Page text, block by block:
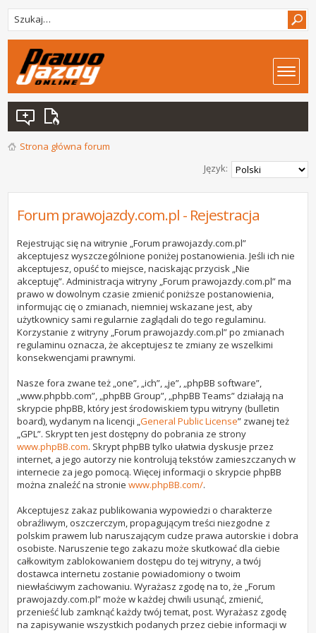
Strona główna forum
Język:
Forum prawojazdy.com.pl - Rejestracja
Rejestrując się na witrynie „Forum prawojazdy.com.pl”
akceptujesz wyszczególnione poniżej postanowienia. Jeśli ich nie
akceptujesz, opuść to miejsce, naciskając przycisk „Nie
akceptuję”. Administracja witryny „Forum prawojazdy.com.pl” ma
prawo w dowolnym czasie zmienić poniższe postanowienia,
informując cię o zmianach, niemniej wskazane jest, aby
użytkownicy sami regularnie zaglądali do tego regulaminu.
Korzystanie z witryny „Forum prawojazdy.com.pl” po zmianach
regulaminu oznacza, że akceptujesz te zmiany ze wszelkimi
konsekwencjami prawnymi.
Nasze fora zwane też „one”, „ich”, „je”, „phpBB software”,
„www.phpbb.com”, „phpBB Group”, „phpBB Teams” działają na
skrypcie phpBB, który jest środowiskiem typu witryny (bulletin
board), wydanym na licencji „General Public License” zwanej też
„GPL”. Skrypt ten jest dostępny do pobrania ze strony
www.phpBB.com. Skrypt phpBB tylko ułatwia dyskusje przez
internet, a jego autorzy nie kontrolują tekstów zamieszczanych w
internecie za jego pomocą. Więcej informacji o skrypcie phpBB
można znaleźć na stroniewww.phpBB.com/.
Akceptujesz zakaz publikowania wypowiedzi o charakterze
obraźliwym, oszczerczym, propagującym treści niezgodne z
polskim prawem lub naruszającym cudze prawa autorskie i dobra
osobiste. Naruszenie tego zakazu może skutkować dla ciebie
całkowitym zablokowaniem dostępu do tej witryny, a twój
dostawca internetu zostanie powiadomiony o twoim
niewłaściwym zachowaniu. Wyrażasz zgodę na to, że „Forum
prawojazdy.com.pl” może w każdej chwili usunąć, zmienić,
przenieść lub zamknąć każdy twój temat, post. Wyrażasz zgodę
na zapisywanie wszystkich podanych przez ciebie informacji w